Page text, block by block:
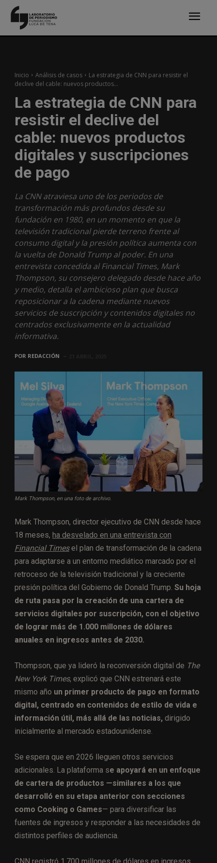
Inicio Análisis de casos
La estrategia de CNN para resistir el
declive del cable: nuevos productos...
La estrategia de CNN para
resistir el declive del
cable: nuevos productos
digitales y suscripciones
de pago
La CNN atraviesa uno de los periodos de
transformación más profundos desde su
fundación en 1980, en un momento en que la
televisión tradicional pierde terreno frente al
consumo digital y la presión política aumenta con
la vuelta de Donald Trump al poder. En una
entrevista concedida al Financial Times, Mark
Thompson, su consejero delegado desde hace año
y medio, detalla el ambicioso plan que busca
reposicionar a la cadena mediante nuevos
servicios de suscripción y contenidos digitales no
centrados exclusivamente en la actualidad
informativa.
POR REDACCIÓN
Mark Thompson, en una foto de archivo.
Mark Thompson, director ejecutivo de CNN desde hace
18 meses, ha desvelado en una entrevista con
Financial Timesel plan de transformación de la cadena
para adaptarse a un entorno mediático marcado por el
retroceso de la televisión tradicional y la creciente
presión política del Gobierno de Donald Trump. Su hoja
de ruta pasa por la creación de una cartera de
servicios digitales por suscripción, con el objetivo
de lograr más de 1.000 millones de dólares
anuales en ingresos antes de 2030.
Thompson, que ya lideró la reconversión digital de The
New York Times, explicó que CNN estrenará este
mismo año un primer producto de pago en formato
digital, centrado en contenidos de estilo de vida e
información útil, más allá de las noticias, dirigido
inicialmente al mercado estadounidense.
Se espera que en 2026 lleguen otros servicios
adicionales. La plataforma se apoyará en un enfoque
de cartera de productos —similares a los que
desarrolló en su etapa anterior con secciones
como Cooking o Games— para diversificar las
fuentes de ingresos y responder a las necesidades de
distintos perfiles de audiencia.